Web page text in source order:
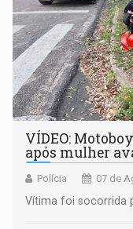
VÍDEO:
após mulher
Polícia 07 de
Vítima foi socorrida